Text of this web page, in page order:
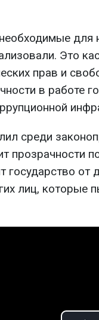
для
Это
прав и
в работе
среди
прозрачности
государство от
лиц, которые